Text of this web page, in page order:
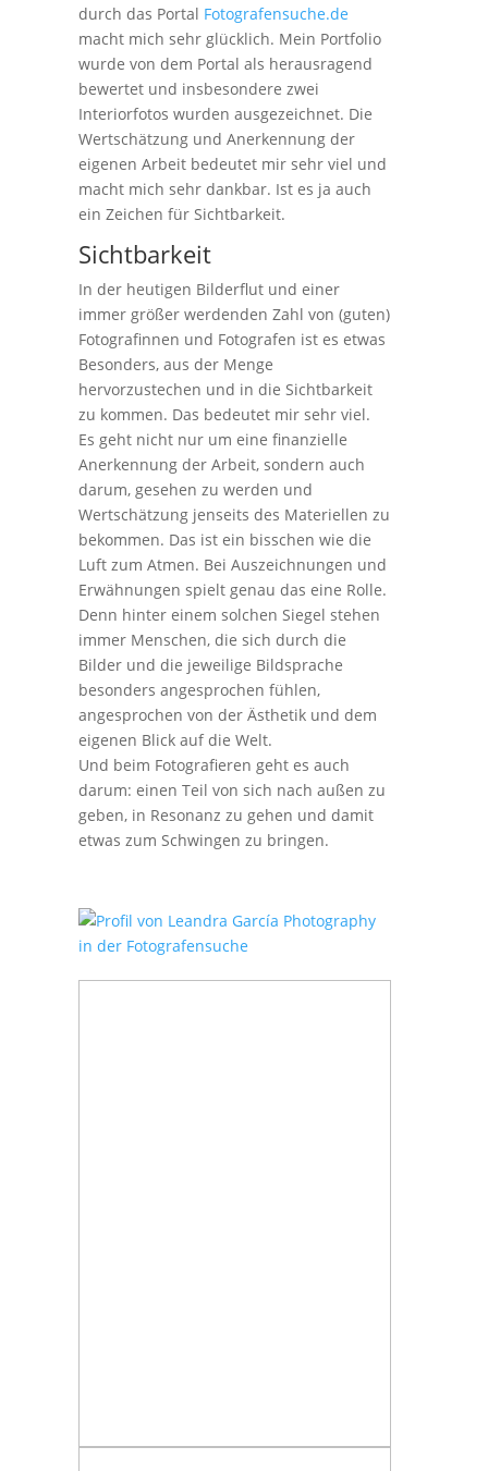
durch das Portal Fotografensuche.de
macht mich sehr glücklich. Mein Portfolio
wurde von dem Portal als herausragend
bewertet und insbesondere zwei
Interiorfotos wurden ausgezeichnet. Die
Wertschätzung und Anerkennung der
eigenen Arbeit bedeutet mir sehr viel und
macht mich sehr dankbar. Ist es ja auch
ein Zeichen für Sichtbarkeit.
Sichtbarkeit
In der heutigen Bilderflut und einer
immer größer werdenden Zahl von (guten)
Fotografinnen und Fotografen ist es etwas
Besonders, aus der Menge
hervorzustechen und in die Sichtbarkeit
zu kommen. Das bedeutet mir sehr viel.
Es geht nicht nur um eine finanzielle
Anerkennung der Arbeit, sondern auch
darum, gesehen zu werden und
Wertschätzung jenseits des Materiellen zu
bekommen. Das ist ein bisschen wie die
Luft zum Atmen. Bei Auszeichnungen und
Erwähnungen spielt genau das eine Rolle.
Denn hinter einem solchen Siegel stehen
immer Menschen, die sich durch die
Bilder und die jeweilige Bildsprache
besonders angesprochen fühlen,
angesprochen von der Ästhetik und dem
eigenen Blick auf die Welt.
Und beim Fotografieren geht es auch
darum: einen Teil von sich nach außen zu
geben, in Resonanz zu gehen und damit
etwas zum Schwingen zu bringen.